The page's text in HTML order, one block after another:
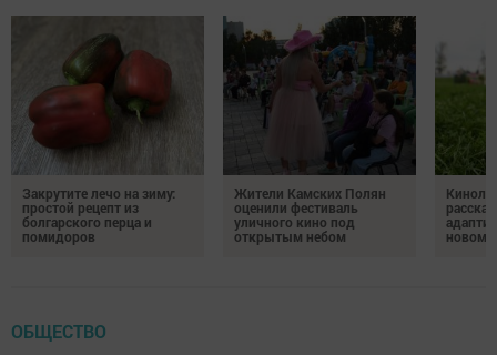
Закрутите лечо на зиму:
простой рецепт из
болгарского перца и
помидоров
Жители Камских Полян
оценили фестиваль
уличного кино под
открытым небом
ОБЩЕСТВО